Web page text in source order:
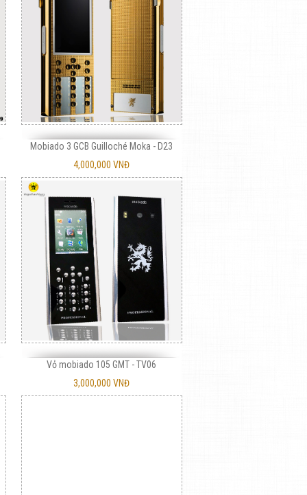
Vỏ gỗ 225 máy và vỏ nguyên khối Vỏ gỗ 6300 kiểu vuông
Mobiado 3 GCB Guilloché Moka - D23
4,000,000 VNĐ
Vỏ mobiado 105 GMT - TV06
3,000,000 VNĐ